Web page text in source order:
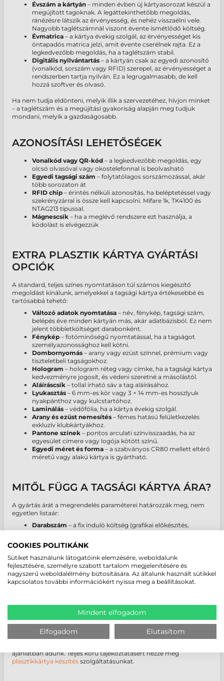
Évszám a kártyán – minden évben új kártyasorozat készül a
megújított tagoknak. A legáttekinthetőbb megoldás,
ránézésre látszik az érvényesség, és nehéz visszaélni vele.
Nagyobb taglétszámnál viszont évente ismétlődő költség.
Évmatrica – a kártya évekig szolgál, az érvényességet kis
öntapadós matrica jelzi, amit évente cserélnek rajta. Ez a
legkedvezőbb megoldás, ha a taglétszám stabil.
Digitális nyilvántartás – a kártyán csak az egyedi azonosító
(vonalkód, sorszám vagy RFID) szerepel, az érvényességet a
rendszerben tartja nyilván. Ez a legrugalmasabb, de kell
hozzá szoftver és olvasó.
Ha nem tudja eldönteni, melyik illik a szervezetéhez, hívjon minket
– a taglétszám és a megújítási gyakoriság alapján meg tudjuk
mondani, melyik a gazdaságosabb.
AZONOSÍTÁSI LEHETŐSÉGEK
Vonalkód vagy QR-kód – a legkedvezőbb megoldás, egy
olcsó olvasóval vagy okostelefonnal is beolvasható
Egyedi tagsági szám – folytatólagos sorszámozással, akár
több sorozaton át
RFID chip – érintés nélküli azonosítás, ha beléptetéssel vagy
szekrényzárral is össze kell kapcsolni. Mifare 1k, TK4100 és
NTAG213 típussal.
Mágnescsík – ha a meglévő rendszere ezt használja, a
kódolást is elvégezzük
EXTRA PLASZTIK KÁRTYA GYÁRTÁSI
OPCIÓK
A standard, teljes színes nyomtatáson túl számos kiegészítő
megoldást kínálunk, amelyekkel a tagsági kártya értékesebbé és
tartósabbá tehető:
Változó adatok nyomtatása – név, fénykép, tagsági szám,
belépés éve minden kártyán más, akár adatbázisból. Ez nem
jelent többletköltséget darabonként.
Fénykép – fotóminőségű nyomtatással, ha a tagságot
személyazonossághoz kell kötni.
Dombornyomás – arany vagy ezüst színnel, prémium vagy
tiszteletbeli tagságokhoz.
Hologram – hologram réteg vagy címke, ha a tagsági kártya
kedvezményre jogosít, és védeni szeretné a másolástól.
Aláíráscsík – tollal írható sáv a tag aláírásához.
Lyukasztás – 6 mm-es kör vagy 3 × 14 mm-es hosszlyuk
nyakpánthoz vagy kulcstartóhoz.
Laminálás – védőfólia, ha a kártya évekig szolgál.
Arany és ezüst nemesítés – fémes hatású felületkezelés
exkluzív klubkártyákhoz.
Pantone színek – pontos arculati színvisszaadás, ha az
egyesület címere vagy logója kötött színű.
Egyedi méret és forma – a szabványos CR80 mellett eltérő
méretű vagy alakú kártya is gyártható.
MITŐL FÜGG A TAGSÁGI KÁRTYA ÁRA?
A gyártás árát a megrendelés paraméterei határozzák meg, nem
egyetlen listaár:
Darabszám – a fix induló költség (grafikai előkészítés,
így az egységár jelentősen csökken.
Azonosítás módja– az RFID és chipes kártya lényegesen
drágább alapanyag, mint az egyszerű PVC vagy a
vonalkódos kivitel.
Változó adatok– név, fénykép, tagsági szám adatbázisból.
Egy- vagy kétoldalas nyomtatás– a hátoldalra gyakran a
arany vagy ezüst nemesítés, Pantone szín.
Grafikai előkészítés– ha kész, nyomdakész anyagot küld,
ez a tétel elmarad.
Határidő– a 24-48 órás expressz gyártás felárral jár.
ajánlatban adunk. Teljes körű tájékoztatásért nézze meg
plasztikkártya készítés szolgáltatásunkat.
COOKIES POLITIKÁNK
Sütiket használunk látogatóink elemzésére, weboldalunk
fejlesztésére, személyre szabott tartalom megjelenítésére és
nagyszerű weboldalélmény biztosítására. Az általunk használt sütikkel
kapcsolatos további információkért nyissa meg a beállításokat.
Mindent elfogadom
Elfogadom Elutasítom